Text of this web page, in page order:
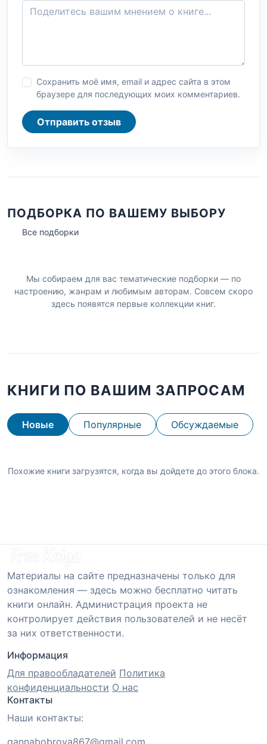
Сохранить моё имя, email и адрес сайта в этом
браузере для последующих моих комментариев.
Отправить отзыв
ПОДБОРКА ПО ВАШЕМУ ВЫБОРУ
Все подборки
Мы собираем для вас тематические подборки — по
настроению, жанрам и любимым авторам. Совсем скоро
здесь появятся первые коллекции книг.
КНИГИ ПО ВАШИМ ЗАПРОСАМ
Новые Популярные Обсуждаемые
Похожие книги загрузятся, когда вы дойдете до этого блока.
Материалы на сайте предназначены только для
ознакомления — здесь можно бесплатно читать
книги онлайн. Администрация проекта не
контролирует действия пользователей и не несёт
за них ответственности.
Информация
Для правообладателей Политика
конфиденциальности О нас
Контакты
Наши контакты: